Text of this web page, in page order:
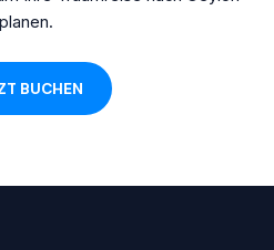
planen.
BUCHEN